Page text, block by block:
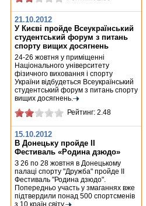
21.10.2012
У Києві пройде Всеукраїнський
студентський форум з питань
спорту вищих досягнень
24-26 жовтня у приміщенні
Національного університету
фізичного виховання і спорту
України відбудеться Всеукраїнський
студентський форум з питань спорту
вищих досягнень.
Рейтинг: 2.48
15.10.2012
В Донецьку пройде ІІ
Фестиваль «Родина дзюдо»
З 26 по 28 жовтня в Донецькому
палаці спорту "Дружба" пройде ІІ
Фестиваль "Родина дзюдо".
Попередньо участь у змаганнях вже
підтвердили понад 500 спортсменів
з 10 країн світу.